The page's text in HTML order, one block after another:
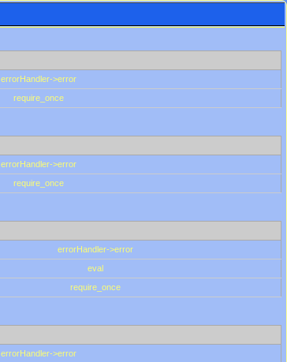
errorHandler->error
require_once
errorHandler->error
require_once
errorHandler->error
eval
require_once
errorHandler->error